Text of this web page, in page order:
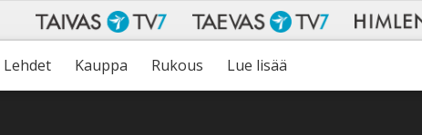
Lehdet Kauppa Rukous Lue lisää